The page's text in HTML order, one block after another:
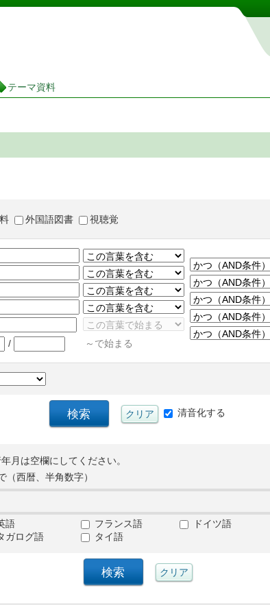
茨城県立図書館 蔵書検索・予約システム
テーマ資料
外国語図書 視聴覚
/ ～で始まる
清音化する
月は空欄にしてください。
（西暦、半角数字）
語 フランス語 ドイツ語
ガログ語 タイ語